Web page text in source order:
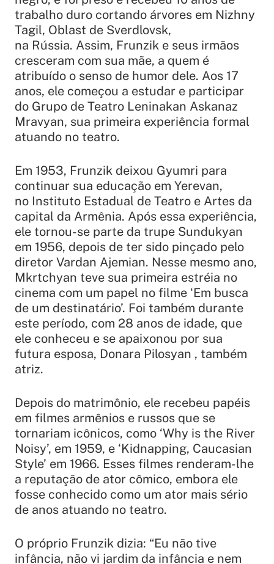
trabalho duro cortando árvores em Nizhny
Tagil, Oblast de Sverdlovsk,
na Rússia. Assim, Frunzik e seus irmãos
cresceram com sua mãe, a quem é
atribuído o senso de humor dele. Aos 17
anos, ele começou a estudar e participar
do Grupo de Teatro Leninakan Askanaz
Mravyan, sua primeira experiência formal
atuando no teatro.
Em 1953, Frunzik deixou Gyumri para
continuar sua educação em Yerevan,
no Instituto Estadual de Teatro e Artes da
capital da Armênia. Após essa experiência,
ele tornou-se parte da trupe Sundukyan
em 1956, depois de ter sido pinçado pelo
diretor Vardan Ajemian. Nesse mesmo ano,
Mkrtchyan teve sua primeira estréia no
cinema com um papel no filme ‘Em busca
de um destinatário’. Foi também durante
este período, com 28 anos de idade, que
ele conheceu e se apaixonou por sua
futura esposa, Donara Pilosyan , também
atriz.
Depois do matrimônio, ele recebeu papéis
em filmes armênios e russos que se
tornariam icônicos, como ‘Why is the River
Noisy’, em 1959, e ‘Kidnapping, Caucasian
Style’ em 1966. Esses filmes renderam-lhe
a reputação de ator cômico, embora ele
fosse conhecido como um ator mais sério
de anos atuando no teatro.
O próprio Frunzik dizia: “Eu não tive
infância, não vi jardim da infância e nem